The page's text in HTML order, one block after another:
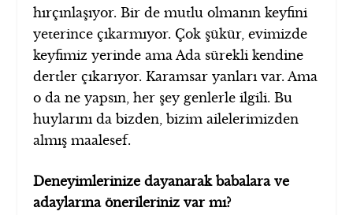
hırçınlaşıyor. Bir de mutlu olmanın keyfini
yeterince çıkarmıyor. Çok şükür, evimizde
keyfimiz yerinde ama Ada sürekli kendine
dertler çıkarıyor. Karamsar yanları var. Ama
o da ne yapsın, her şey genlerle ilgili. Bu
huylarını da bizden, bizim ailelerimizden
almış maalesef.
Deneyimlerinize dayanarak babalara ve
adaylarına önerileriniz var mı?